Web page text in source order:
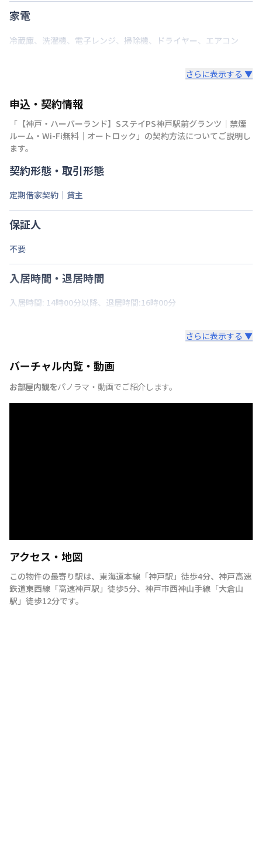
家電
冷蔵庫、 洗濯機、 電子レンジ、 掃除機、 ドライヤー、 エアコン
さらに表示する ▼
申込・契約情報
「 【神戸・ハーバーランド】SステイPS神戸駅前グランツ｜禁煙
ルーム・Wi-Fi無料｜オートロック 」の契約方法についてご説明し
ます。
契約形態・取引形態
定期借家契約｜貸主
保証人
不要
入居時間・退居時間
入居時間: 14時00分以降、退居時間:16時00分
さらに表示する ▼
バーチャル内覧・動画
お部屋内観をパノラマ・動画でご紹介します。
アクセス・地図
この物件の最寄り駅は、 東海道本線 「神戸駅 」 徒歩4分、 神戸高速
鉄道東西線 「高速神戸駅 」 徒歩5分、 神戸市西神山手線 「大倉山
駅 」 徒歩12分です。